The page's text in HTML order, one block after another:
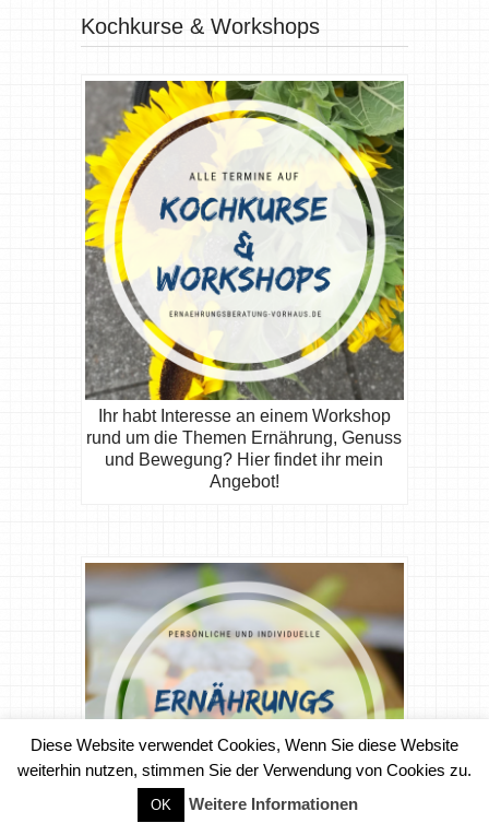
Kochkurse & Workshops
Ihr habt Interesse an einem Workshop
rund um die Themen Ernährung, Genuss
und Bewegung? Hier findet ihr mein
Angebot!
Diese Website verwendet Cookies, Wenn Sie diese Website
weiterhin nutzen, stimmen Sie der Verwendung von Cookies zu.
OK Weitere Informationen